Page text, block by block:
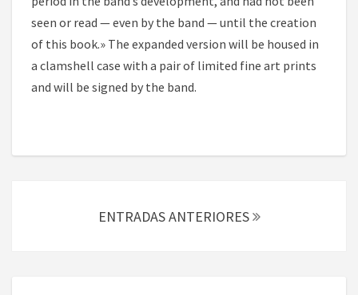
seen or read — even by the band — until the creation
of this book.» The expanded version will be housed in
a clamshell case with a pair of limited fine art prints
and will be signed by the band.
ENTRADAS ANTERIORES